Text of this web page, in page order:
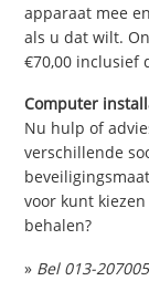
apparaat mee
als u dat wilt.
€70,00 inclusief
Computer
Nu hulp of
verschillende
voor kunt
behalen?
» Bel 013-